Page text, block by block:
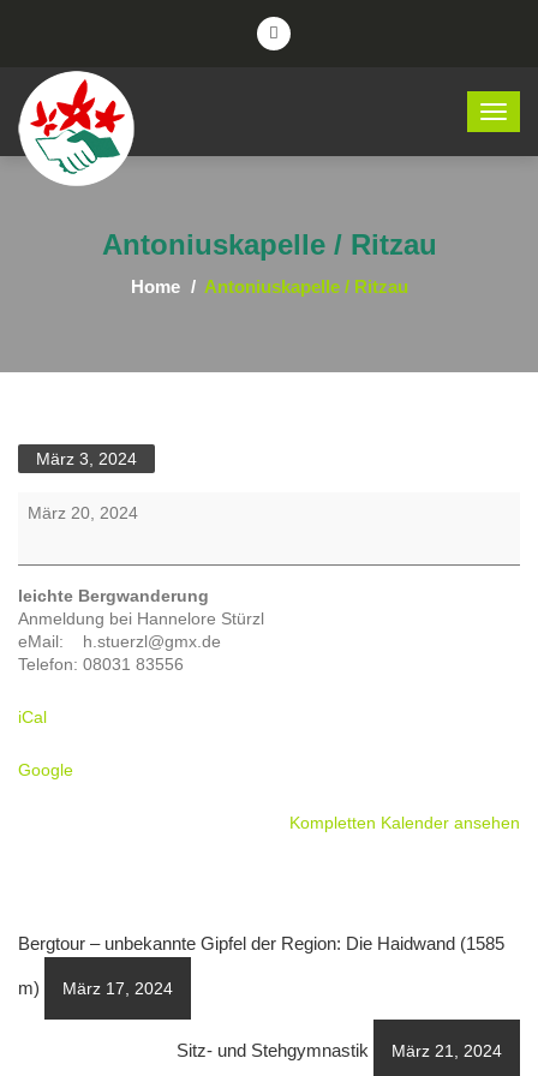
Antoniuskapelle / Ritzau
Home Antoniuskapelle / Ritzau
März 3, 2024
Antoniuskapelle
März 20, 2024
leichte Bergwanderung
Anmeldung bei Hannelore Stürzl
eMail: h.stuerzl@gmx.de
Telefon: 08031 83556
iCal
Google
Kompletten Kalender ansehen
Bergtour – unbekannte Gipfel der Region: Die Haidwand (1585
m) März 17, 2024
Sitz- und Stehgymnastik März 21, 2024